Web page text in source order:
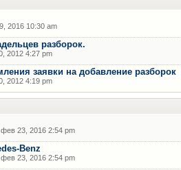
2016 10:30 am
разборок.
2012 4:27 pm
заявки на добавление разборок
2012 4:19 pm
23, 2016 2:54 pm
Benz
23, 2016 2:54 pm